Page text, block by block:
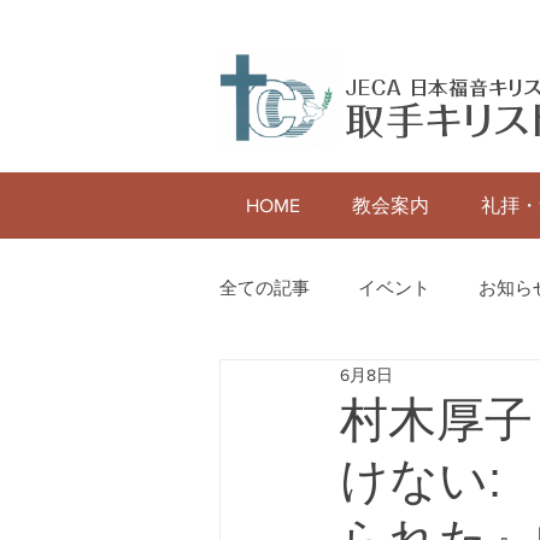
HOME 教会案内 礼拝
全ての記事 イベント お知ら
村木厚
けない:
6月8日